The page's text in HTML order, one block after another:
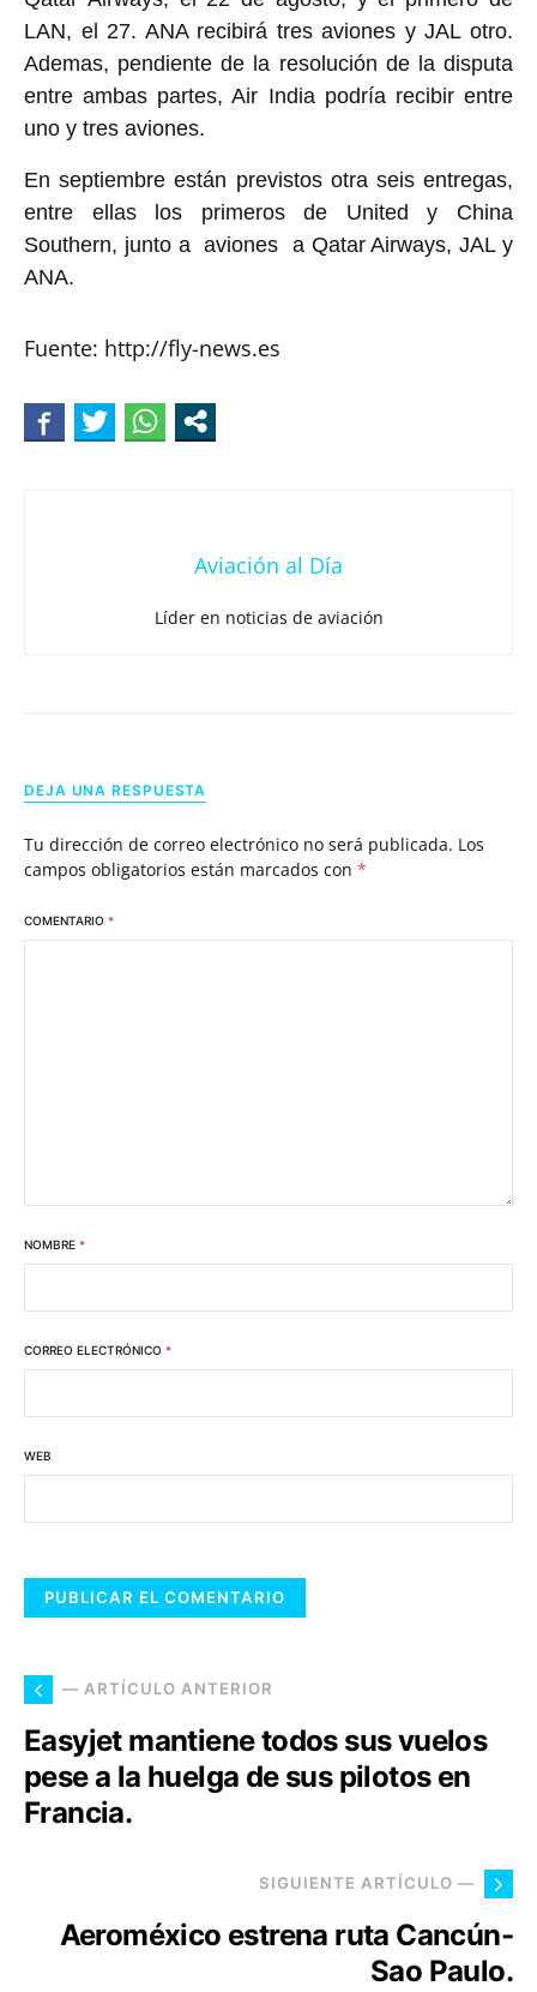
LAN, el 27. ANA recibirá tres aviones y JAL otro.
Ademas, pendiente de la resolución de la disputa
entre ambas partes, Air India podría recibir entre
uno y tres aviones.
En septiembre están previstos otra seis entregas,
entre ellas los primeros de United y China
Southern, junto a aviones a Qatar Airways, JAL y
ANA.
Fuente: http://fly-news.es
Aviación al Día
Líder en noticias de aviación
DEJA UNA RESPUESTA
Tu dirección de correo electrónico no será publicada. Los
campos obligatorios están marcados con *
COMENTARIO *
NOMBRE *
CORREO ELECTRÓNICO *
WEB
— ARTÍCULO ANTERIOR
Easyjet mantiene todos sus vuelos
pese a la huelga de sus pilotos en
Francia.
SIGUIENTE ARTÍCULO —
Aeroméxico estrena ruta Cancún-
Sao Paulo.